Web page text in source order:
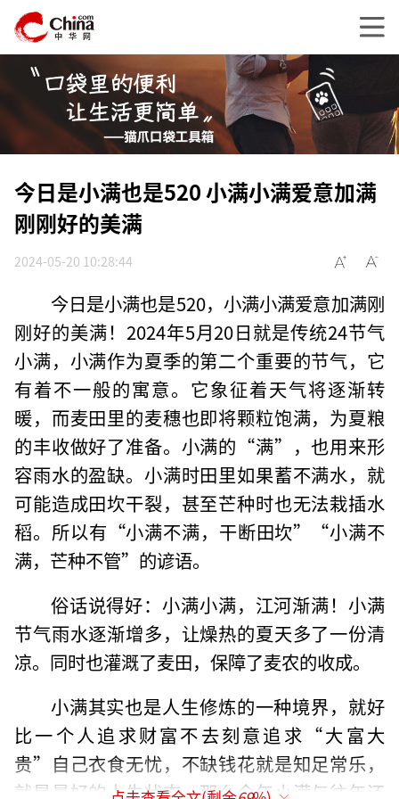
今日是小满也是520 小满小满爱意加满
刚刚好的美满
2024-05-20 10:28:44
今日是小满也是520，小满小满爱意加满刚
刚好的美满！2024年5月20日就是传统24节气
小满，小满作为夏季的第二个重要的节气，它
有着不一般的寓意。它象征着天气将逐渐转
暖，而麦田里的麦穗也即将颗粒饱满，为夏粮
的丰收做好了准备。小满的“满”，也用来形
容雨水的盈缺。小满时田里如果蓄不满水，就
可能造成田坎干裂，甚至芒种时也无法栽插水
稻。所以有“小满不满，干断田坎”“小满不
满，芒种不管”的谚语。
俗话说得好：小满小满，江河渐满！小满
节气雨水逐渐增多，让燥热的夏天多了一份清
凉。同时也灌溉了麦田，保障了麦农的收成。
小满其实也是人生修炼的一种境界，就好
比一个人追求财富不去刻意追求“大富大
贵”自己衣食无忧，不缺钱花就是知足常乐，
就是最好的人生状态。那么今年小满与往年还